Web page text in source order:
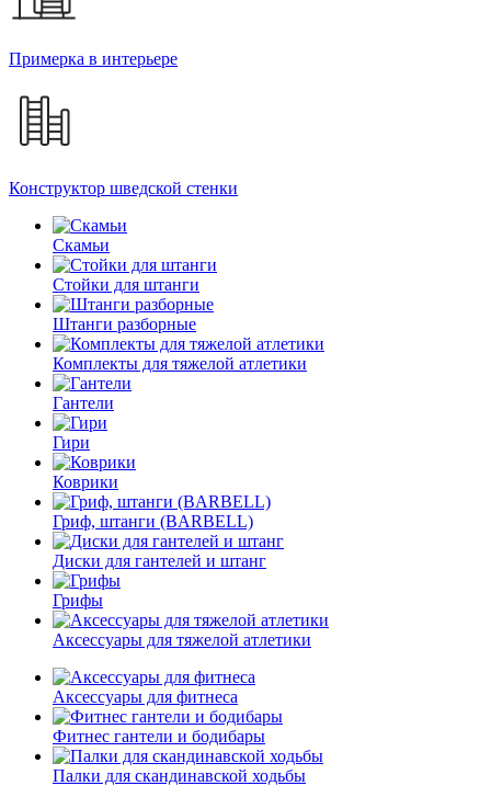
Примерка в интерьере
Конструктор шведской стенки
Скамьи
Стойки для штанги
Штанги разборные
Комплекты для тяжелой атлетики
Гантели
Гири
Коврики
Гриф, штанги (BARBELL)
Диски для гантелей и штанг
Грифы
Аксессуары для тяжелой атлетики
Аксессуары для фитнеса
Фитнес гантели и бодибары
Палки для скандинавской ходьбы